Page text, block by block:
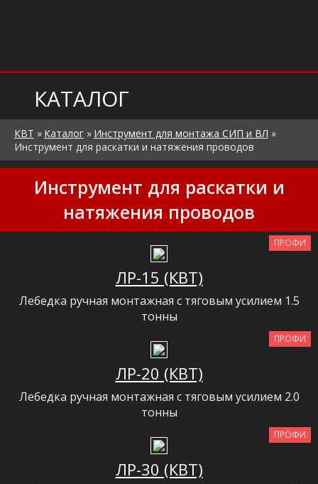
КАТАЛОГ
КВТ » Каталог » Инструмент для монтажа СИП и ВЛ »
Инструмент для раскатки и натяжения проводов
Инструмент для раскатки и
натяжения проводов
ПРОФИ
ЛР-15 (КВТ)
Лебедка ручная монтажная с тяговым усилием 1.5
тонны
ПРОФИ
ЛР-20 (КВТ)
Лебедка ручная монтажная с тяговым усилием 2.0
тонны
ПРОФИ
ЛР-30 (КВТ)